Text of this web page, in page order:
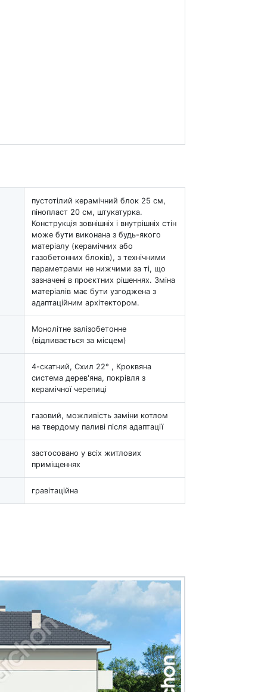
пустотілий керамічний блок 25 см,
пінопласт 20 см, штукатурка.
Конструкція зовнішніх і внутрішніх стін
може бути виконана з будь-якого
матеріалу (керамічних або
газобетонних блоків), з технічними
параметрами не нижчими за ті, що
зазначені в проєктних рішеннях. Зміна
матеріалів має бути узгоджена з
адаптаційним архітектором.
Монолітне залізобетонне
(відливається за місцем)
4-скатний, Схил 22° , Кроквяна
система дерев'яна, покрівля з
керамічної черепиці
газовий, можливість заміни котлом
на твердому паливі після адаптації
застосовано у всіх житлових
приміщеннях
гравітаційна